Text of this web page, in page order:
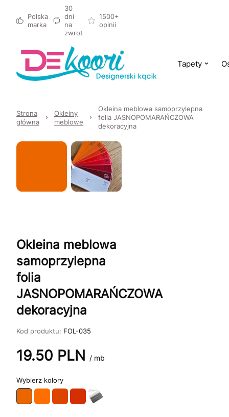
Polska
marka
30
dni
na
zwrot
1500+
opinii
Tapety
Strona
główna
Okleiny
meblowe
Okleina meblowa samoprzylepna
folia JASNOPOMARAŃCZOWA
dekoracyjna
Okleina meblowa
samoprzylepna
folia
JASNOPOMARAŃCZOWA
dekoracyjna
Kod produktu: FOL-035
19.50 PLN / mb
kolory